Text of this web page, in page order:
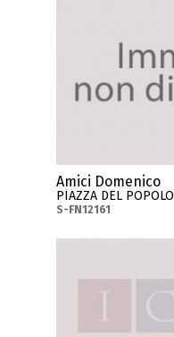
Amici Domenico
PIAZZA DEL POPOLO
S-FN12161